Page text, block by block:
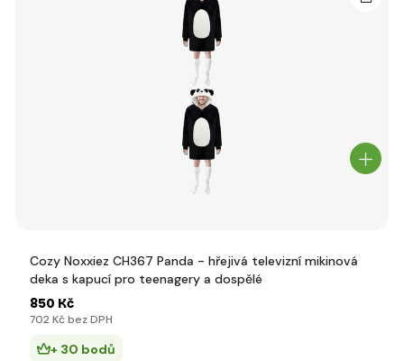
Cozy Noxxiez CH367 Panda - hřejivá televizní mikinová
deka s kapucí pro teenagery a dospělé
850 Kč
702 Kč bez DPH
+ 30 bodů